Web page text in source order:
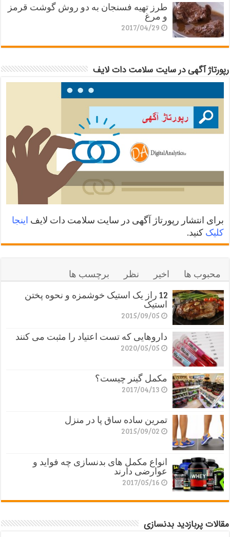
طرز تهیه فسنجان به دو روش گوشت قرمز
و مرغ
2017/04/29
رپورتاژ آگهی در سایت سلامت دات لایف
برای انتشار رپورتاژ آگهی در سایت سلامت دات لایف اینجا
کلیک کنید.
محبوب ها اخیر نظر
برچسب ها
12 راز یک استیک خوشمزه و نحوه پختن
استیک
2015/09/05
داروهایی که تست اعتیاد را مثبت می کنند
2020/05/05
مکمل گینر چیست؟
2017/04/13
تمرین ساده ساق پا در منزل
2015/09/02
انواع مکمل های بدنسازی چه فواید و
عوارضی دارند
2017/05/16
مقالات پربازدید بدنسازی